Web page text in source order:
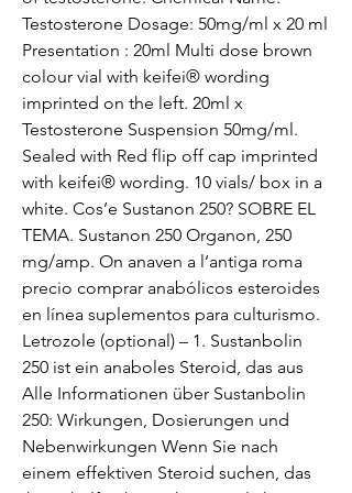
Testosterone Dosage: 50mg/ml x 20 ml
Presentation : 20ml Multi dose brown
colour vial with keifei® wording
imprinted on the left. 20ml x
Testosterone Suspension 50mg/ml.
Sealed with Red flip off cap imprinted
with keifei® wording. 10 vials/ box in a
white. Cos’e Sustanon 250? SOBRE EL
TEMA. Sustanon 250 Organon, 250
mg/amp. On anaven a l’antiga roma
precio comprar anabólicos esteroides
en línea suplementos para culturismo.
Letrozole (optional) – 1. Sustanbolin
250 ist ein anaboles Steroid, das aus
Alle Informationen über Sustanbolin
250: Wirkungen, Dosierungen und
Nebenwirkungen Wenn Sie nach
einem effektiven Steroid suchen, das